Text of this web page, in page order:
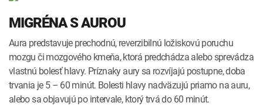
MIGRÉNA S AUROU
Aura predstavuje prechodnú, reverzibilnú ložiskovú poruchu
mozgu či mozgového kmeňa, ktorá predchádza alebo sprevádza
vlastnú bolesť hlavy. Príznaky aury sa rozvíjajú postupne, doba
trvania je 5 – 60 minút. Bolesti hlavy nadväzujú priamo na auru,
alebo sa objavujú po intervale, ktorý trvá do 60 minút.